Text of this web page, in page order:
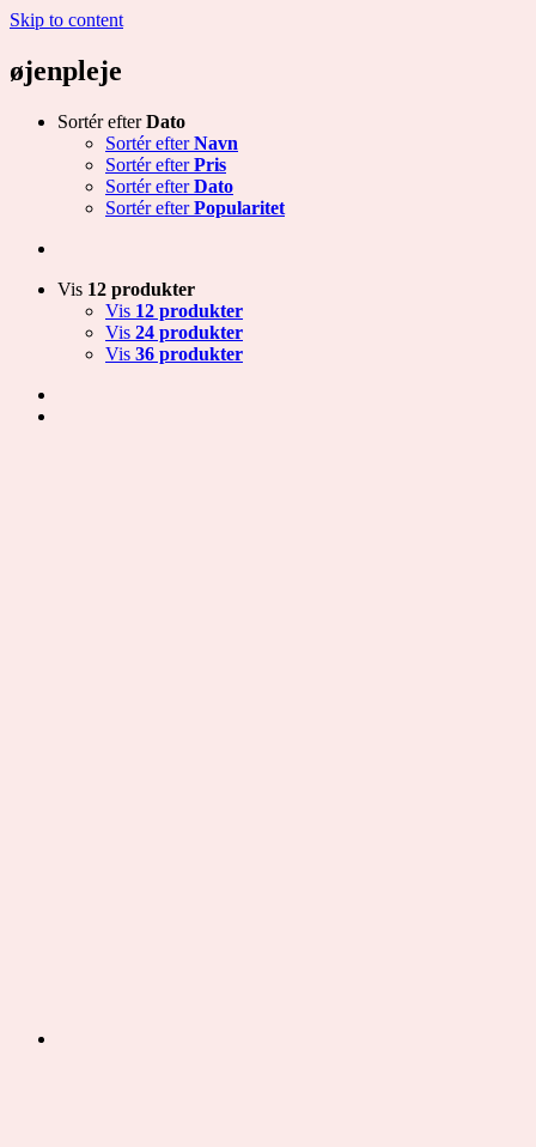
Skip to content
øjenpleje
Sortér efterDato
Sortér efterNavn
Sortér efterPris
Sortér efterDato
Sortér efterPopularitet
Vis 12 produkter
Vis 12 produkter
Vis 24 produkter
Vis 36 produkter